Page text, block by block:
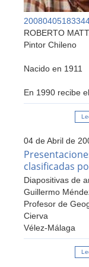
ROBERTO
Pintor Chileno
Nacido en 1911
En 1990 recibe el
04 de Abril de
clasificadas
Diapositivas de
Guillermo
Profesor de
Cierva
Vélez-Málaga